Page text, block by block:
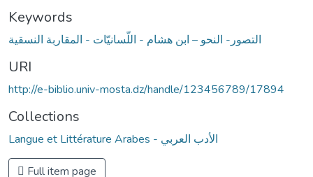
Keywords
التصور- النحو – ابن هشام - اللّسانيّات - المقاربة النسقية
URI
http://e-biblio.univ-mosta.dz/handle/123456789/17894
Collections
Langue et Littérature Arabes - الأدب العربي
Full item page